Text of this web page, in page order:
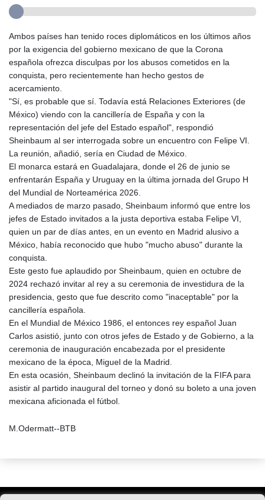
Ambos países han tenido roces diplomáticos en los últimos años
por la exigencia del gobierno mexicano de que la Corona
española ofrezca disculpas por los abusos cometidos en la
conquista, pero recientemente han hecho gestos de
acercamiento.
"Sí, es probable que sí. Todavía está Relaciones Exteriores (de
México) viendo con la cancillería de España y con la
representación del jefe del Estado español", respondió
Sheinbaum al ser interrogada sobre un encuentro con Felipe VI.
La reunión, añadió, sería en Ciudad de México.
El monarca estará en Guadalajara, donde el 26 de junio se
enfrentarán España y Uruguay en la última jornada del Grupo H
del Mundial de Norteamérica 2026.
A mediados de marzo pasado, Sheinbaum informó que entre los
jefes de Estado invitados a la justa deportiva estaba Felipe VI,
quien un par de días antes, en un evento en Madrid alusivo a
México, había reconocido que hubo "mucho abuso" durante la
conquista.
Este gesto fue aplaudido por Sheinbaum, quien en octubre de
2024 rechazó invitar al rey a su ceremonia de investidura de la
presidencia, gesto que fue descrito como "inaceptable" por la
cancillería española.
En el Mundial de México 1986, el entonces rey español Juan
Carlos asistió, junto con otros jefes de Estado y de Gobierno, a la
ceremonia de inauguración encabezada por el presidente
mexicano de la época, Miguel de la Madrid.
En esta ocasión, Sheinbaum declinó la invitación de la FIFA para
asistir al partido inaugural del torneo y donó su boleto a una joven
mexicana aficionada el fútbol.
M.Odermatt--BTB